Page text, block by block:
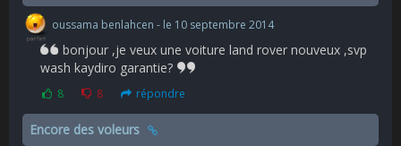
oussama benlahcen - le 10 septembre 2014
bonjour ,je veux une voiture land rover nouveux ,svp
wash kaydiro garantie?
8 8 répondre
Encore des voleurs